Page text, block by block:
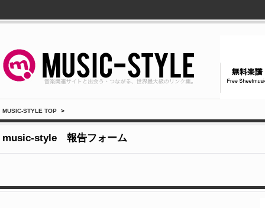
MUSIC-STYLE TOP >
music-style 報告フォーム